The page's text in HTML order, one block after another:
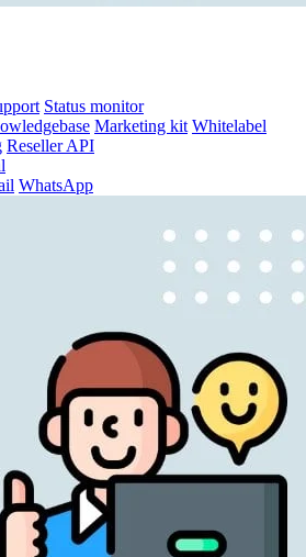
Status monitor
Marketing kit Whitelabel
Reseller API
WhatsApp